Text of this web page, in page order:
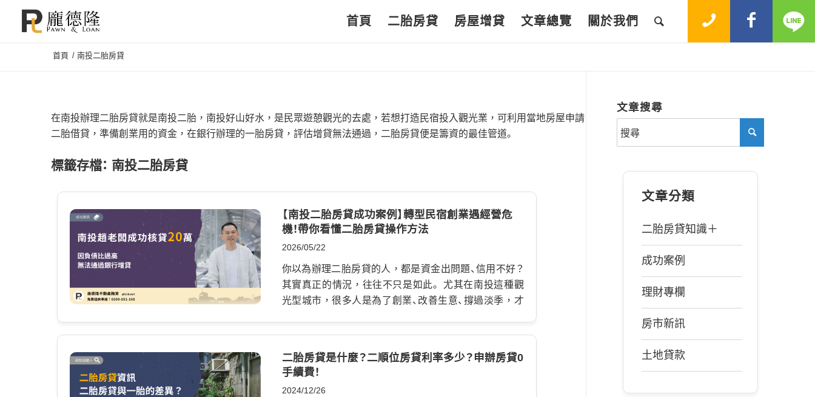
首頁 二胎房貸 房屋增貸 文章總覽 關於我們
首頁 / 南投二胎房貸
在南投辦理二胎房貸就是南投二胎，南投好山好水，是民眾遊憩觀光的去處，若想打造民宿投入觀光業，可利用當地房屋申請
二胎借貸，準備創業用的資金，在銀行辦理的一胎房貸，評估增貸無法通過，二胎房貸便是籌資的最佳管道。
標籤存檔： 南投二胎房貸
【南投二胎房貸成功案例】轉型民宿創業遇經營危
機！帶你看懂二胎房貸操作方法
2026/05/22
你以為辦理二胎房貸的人，都是資金出問題、信用不好？
其實真正的情況，往往不只是如此。 尤其在南投這種觀
光型城市，很多人是為了創業、改善生意、撐過淡季，才
經營者的縮影。 南投二胎房貸－趙老闆的故事 為了孩
子，他離開穩定工作到南投開民宿 趙老闆以前在新北某
間大型旅館擔任房務經理。 旅館業薪水不差，但工時長、
二胎房貸是什麼？二順位房貸利率多少？申辦房貸0
手續費！
2024/12/26
文章搜尋
文章分類
二胎房貸知識＋
成功案例
理財專欄
房市新訊
土地貸款